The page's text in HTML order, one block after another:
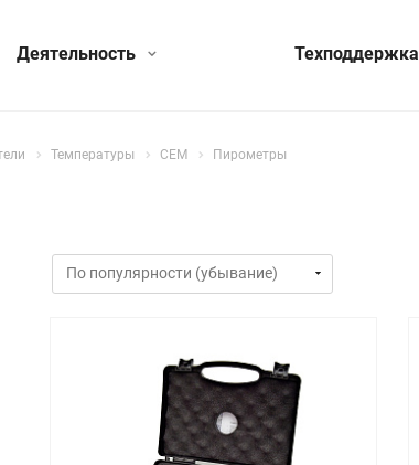
Деятельность Техподдержка
Температуры CEM Пирометры